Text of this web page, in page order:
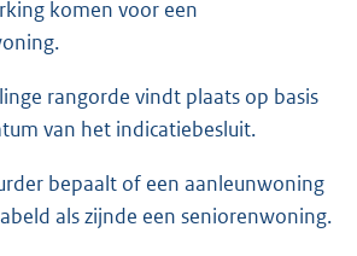
komen voor een
rangorde vindt plaats op basis
van het indicatiebesluit.
bepaalt of een aanleunwoning
als zijnde een seniorenwoning.